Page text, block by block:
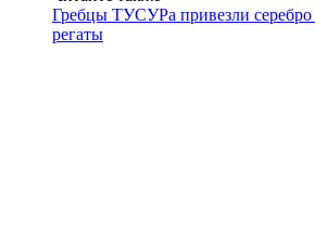
Гребцы ТУСУРа привезли серебро
регаты